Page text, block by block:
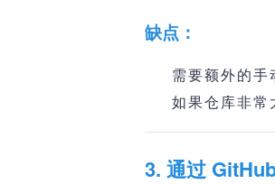
缺点：
需要额外的手
如果仓库非常
3. 通过